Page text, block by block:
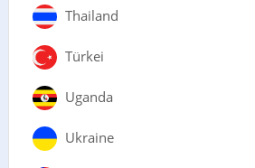
Thailand
Türkei
Uganda
Ukraine